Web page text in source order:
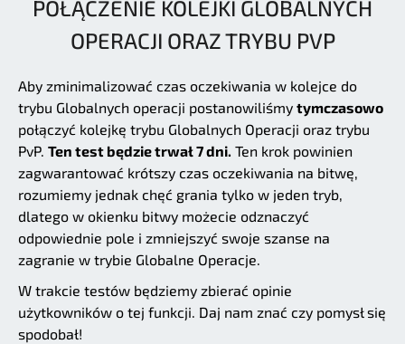
POŁĄCZENIE KOLEJKI GLOBALNYCH
OPERACJI ORAZ TRYBU PVP
Aby zminimalizować czas oczekiwania w kolejce do
trybu Globalnych operacji postanowiliśmy tymczasowo
połączyć kolejkę trybu Globalnych Operacji oraz trybu
PvP. Ten test będzie trwał 7 dni. Ten krok powinien
zagwarantować krótszy czas oczekiwania na bitwę,
rozumiemy jednak chęć grania tylko w jeden tryb,
dlatego w okienku bitwy możecie odznaczyć
odpowiednie pole i zmniejszyć swoje szanse na
zagranie w trybie Globalne Operacje.
W trakcie testów będziemy zbierać opinie
użytkowników o tej funkcji. Daj nam znać czy pomysł się
spodobał!